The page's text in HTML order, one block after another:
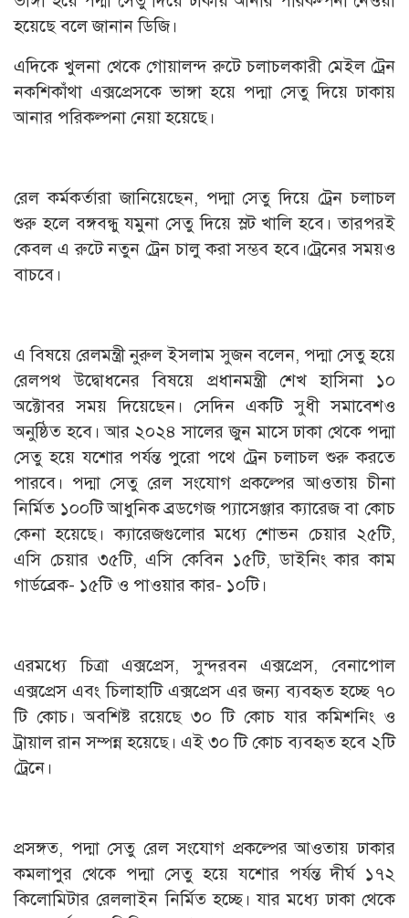
হয়েছে বলে জানান ডিজি।
এদিকে খুলনা থেকে গোয়ালন্দ রুটে চলাচলকারী মেইল ট্রেন
নকশিকাঁথা এক্সপ্রেসকে ভাঙ্গা হয়ে পদ্মা সেতু দিয়ে ঢাকায়
আনার পরিকল্পনা নেয়া হয়েছে।
রেল কর্মকর্তারা জানিয়েছেন, পদ্মা সেতু দিয়ে ট্রেন চলাচল
শুরু হলে বঙ্গবন্ধু যমুনা সেতু দিয়ে স্লট খালি হবে। তারপরই
কেবল এ রুটে নতুন ট্রেন চালু করা সম্ভব হবে।ট্রেনের সময়ও
বাচবে।
এ বিষয়ে রেলমন্ত্রী নুরুল ইসলাম সুজন বলেন, পদ্মা সেতু হয়ে
রেলপথ উদ্বোধনের বিষয়ে প্রধানমন্ত্রী শেখ হাসিনা ১০
অক্টোবর সময় দিয়েছেন। সেদিন একটি সুধী সমাবেশও
অনুষ্ঠিত হবে। আর ২০২৪ সালের জুন মাসে ঢাকা থেকে পদ্মা
সেতু হয়ে যশোর পর্যন্ত পুরো পথে ট্রেন চলাচল শুরু করতে
পারবে। পদ্মা সেতু রেল সংযোগ প্রকল্পের আওতায় চীনা
নির্মিত ১০০টি আধুনিক ব্রডগেজ প্যাসেঞ্জার ক্যারেজ বা কোচ
কেনা হয়েছে। ক্যারেজগুলোর মধ্যে শোভন চেয়ার ২৫টি,
এসি চেয়ার ৩৫টি, এসি কেবিন ১৫টি, ডাইনিং কার কাম
গার্ডব্রেক- ১৫টি ও পাওয়ার কার- ১০টি।
এরমধ্যে চিত্রা এক্সপ্রেস, সুন্দরবন এক্সপ্রেস, বেনাপোল
এক্সপ্রেস এবং চিলাহাটি এক্সপ্রেস এর জন্য ব্যবহৃত হচ্ছে ৭০
টি কোচ। অবশিষ্ট রয়েছে ৩০ টি কোচ যার কমিশনিং ও
ট্রায়াল রান সম্পন্ন হয়েছে। এই ৩০ টি কোচ ব্যবহৃত হবে ২টি
ট্রেনে।
প্রসঙ্গত, পদ্মা সেতু রেল সংযোগ প্রকল্পের আওতায় ঢাকার
কমলাপুর থেকে পদ্মা সেতু হয়ে যশোর পর্যন্ত দীর্ঘ ১৭২
কিলোমিটার রেললাইন নির্মিত হচ্ছে। যার মধ্যে ঢাকা থেকে